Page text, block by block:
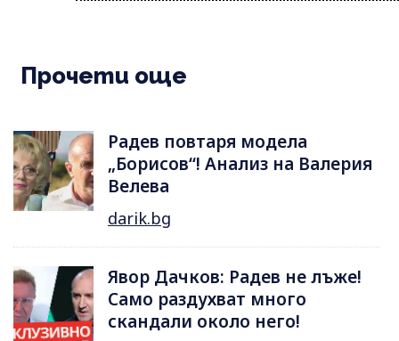
Прочети още
Радев повтаря модела
„Борисов“! Анализ на Валерия
Велева
darik.bg
Явор Дачков: Радев не лъже!
Само раздухват много
скандали около него!